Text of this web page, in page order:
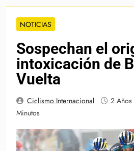
NOTICIAS
Sospechan el
intoxicación de
Vuelta
Ciclismo Internacional 2 Años
Minutos